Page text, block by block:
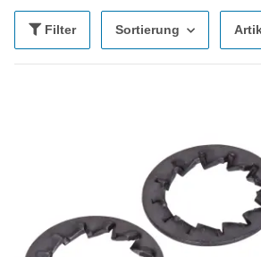
Filter Sortierung